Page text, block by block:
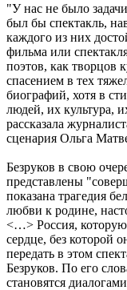
"У нас не было
был бы спектакль,
каждого из них
фильма или
поэтов, как творцов
спасением в тех
биографий, хотя в
людей, их культура,
рассказала
сценария Ольга
Безруков в свою
представлены
показана трагедия
любви к родине,
<…> Россия,
сердце, без которой
передать в этом
Безруков. По его
становятся